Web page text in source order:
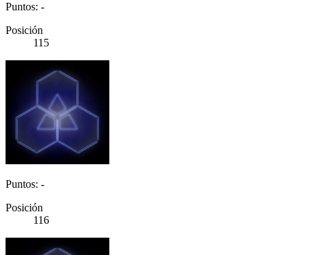
Puntos: -
Posición
115
Puntos: -
Posición
116